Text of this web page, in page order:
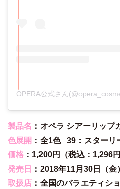
OPERA公式さん
製品名 ：オペラ シアーリップ
色展開 ：全1色 39：スターリ
価格 ：1,200円（税込：1,296円
発売日
：2018年11月30日（金
取扱店 ：全国のバラエティシ